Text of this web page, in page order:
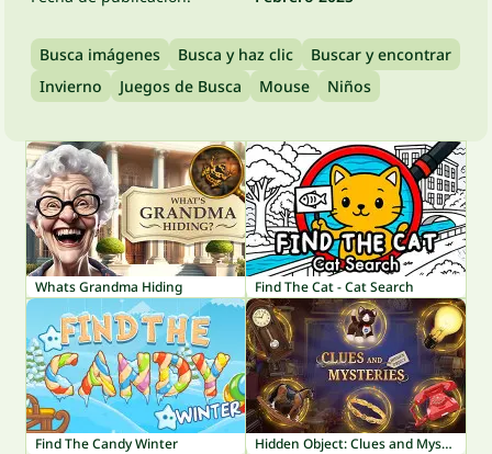
Busca imágenes Busca y haz clic
Buscar y encontrar
Invierno
Juegos de Busca Mouse Niños
Whats Grandma Hiding Find The Cat - Cat Search
Find The Candy Winter Hidden Object: Clues and Mysteries